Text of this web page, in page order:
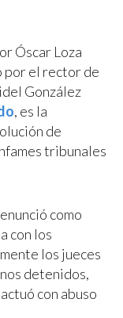
Óscar Loza
por el rector de
González
, es la
de
tribunales
como
con los
los jueces
detenidos,
con abuso